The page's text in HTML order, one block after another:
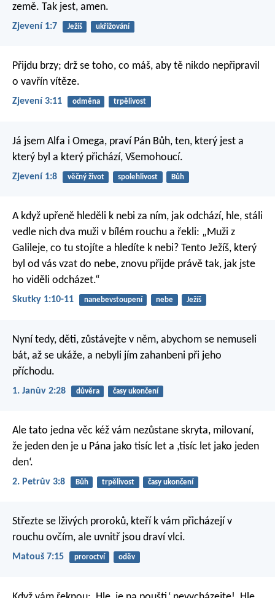
země. Tak jest, amen.
Zjevení 1:7 Ježíš ukřižování
Přijdu brzy; drž se toho, co máš, aby tě nikdo nepřipravil
o vavřín vítěze.
Zjevení 3:11 odměna trpělivost
Já jsem Alfa i Omega, praví Pán Bůh, ten, který jest a
který byl a který přichází, Všemohoucí.
Zjevení 1:8 věčný život spolehlivost Bůh
A když upřeně hleděli k nebi za ním, jak odchází, hle, stáli
vedle nich dva muži v bílém rouchu a řekli: „Muži z
Galileje, co tu stojíte a hledíte k nebi? Tento Ježíš, který
byl od vás vzat do nebe, znovu přijde právě tak, jak jste
ho viděli odcházet.“
Skutky 1:10-11 nanebevstoupení nebe Ježíš
Nyní tedy, děti, zůstávejte v něm, abychom se nemuseli
bát, až se ukáže, a nebyli jím zahanbeni při jeho
příchodu.
1. Janův 2:28 důvěra časy ukončení
Ale tato jedna věc kéž vám nezůstane skryta, milovaní,
že jeden den je u Pána jako tisíc let a ‚tisíc let jako jeden
den‘.
2. Petrův 3:8 Bůh trpělivost časy ukončení
Střezte se lživých proroků, kteří k vám přicházejí v
rouchu ovčím, ale uvnitř jsou draví vlci.
Matouš 7:15 proroctví oděv